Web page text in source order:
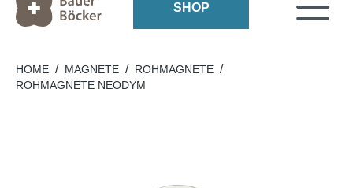
SHOP
HOME / MAGNETE / ROHMAGNETE /
ROHMAGNETE NEODYM